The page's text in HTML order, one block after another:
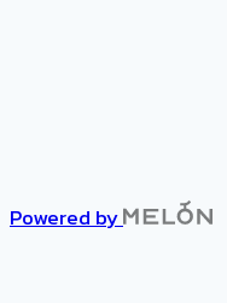
Powered by